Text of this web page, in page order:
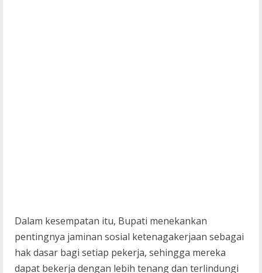
Dalam kesempatan itu, Bupati menekankan
pentingnya jaminan sosial ketenagakerjaan sebagai
hak dasar bagi setiap pekerja, sehingga mereka
dapat bekerja dengan lebih tenang dan terlindungi